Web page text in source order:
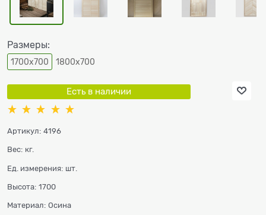
Размеры:
1700х700 1800х700
Есть в наличии
Артикул: 4196
Вес: кг.
Ед. измерения: шт.
Высота: 1700
Материал: Осина